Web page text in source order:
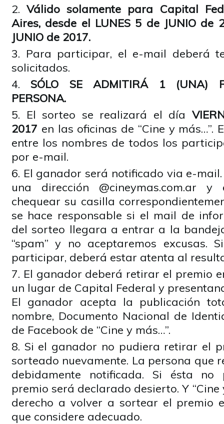
Válido solamente para Capital
Aires, desde el LUNES 5 de JUNIO de
JUNIO de 2017.
Para participar, el e-mail deberá
solicitados.
SÓLO SE ADMITIRÁ 1 (UNA)
PERSONA.
El sorteo se realizará el día
2017 en las oficinas de “Cine y más…”.
entre los nombres de todos los
por e-mail.
El ganador será notificado via e-
una dirección @cineymas.com.ar
chequear su casilla
se hace responsable si el mail de
del sorteo llegara a entrar a la
“spam” y no aceptaremos excusas.
participar, deberá estar atenta al
El ganador deberá retirar el premio
un lugar de Capital Federal y
El ganador acepta la publicación
nombre, Documento Nacional de
de Facebook de “Cine y más…”.
Si el ganador no pudiera retirar el
sorteado nuevamente. La persona que
debidamente notificada. Si ésta no
premio será declarado desierto. Y “Cine
derecho a volver a sortear el premio
que considere adecuado.